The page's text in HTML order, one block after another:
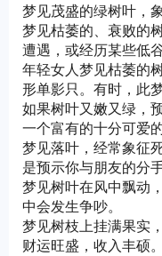
梦见茂盛的绿树叶，
梦见枯萎的、衰败的
遭遇，或经历某些低
年轻女人梦见枯萎的
形单影只。有时，此
如果树叶又嫩又绿，
一个富有的十分可爱的
梦见落叶，经常象征
是预示你与朋友的分手
梦见树叶在风中飘动
中会发生争吵。
梦见树枝上挂满果实
财运旺盛，收入丰硕。